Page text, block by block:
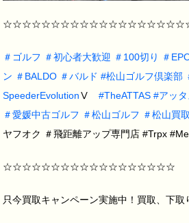
＃ ゴルフ ＃初心者大歓迎 ＃ 100切り ＃
ン ＃ BALDO ＃バルド #松山ゴルフ倶楽部
SpeederEvolutionⅤ #TheATTAS #アッタ
＃愛媛中古ゴルフ ＃松山ゴルフ ＃松山買取
ヤフオク ＃飛距離アップ専門店 #Trpx
☆☆☆☆☆☆☆☆☆☆☆☆☆☆☆☆☆☆
只今買取キャンペーン実施中！買取、下